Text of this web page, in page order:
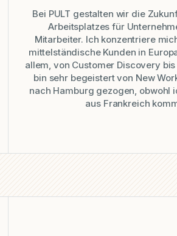
Bei PULT gestalten wir die
Arbeitsplatzes für
Mitarbeiter. Ich konzentriere
mittelständische Kunden in
allem, von Customer Discovery
bin sehr begeistert von New
nach Hamburg gezogen, obwohl
aus Frankreich